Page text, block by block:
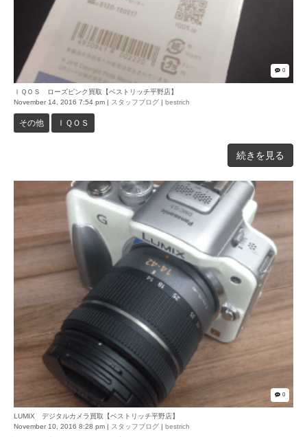
0
ＩＱＯＳ ローズピンク買取【ベストリッチ平野店】
November 14, 2016 7:54 pm | スタッフブログ | bestrich
その他 ＩＱＯＳ
続きを見る
0
LUMIX デジタルカメラ買取【ベストリッチ平野店】
November 10, 2016 8:28 pm | スタッフブログ | bestrich